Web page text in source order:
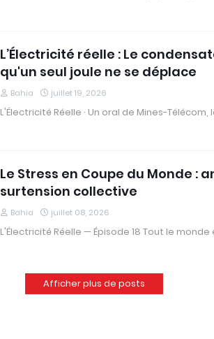
L’Électricité réelle : Le
qu'un seul joule ne se déplace
Bahia juillet 19, 2026
L'Électricité Réelle · Un oral de Mines-
Le Stress en Coupe du Monde :
surtension collective
Bahia juillet 08, 2026
L'Électricité Réelle — Épisode 18 Tout le
Afficher plus de posts